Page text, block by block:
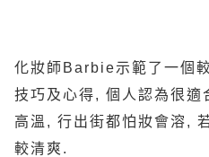
化妝師Barbie示範了一個
技巧及心得, 個人認為很適
高溫, 行出街都怕妝會溶,
較清爽.